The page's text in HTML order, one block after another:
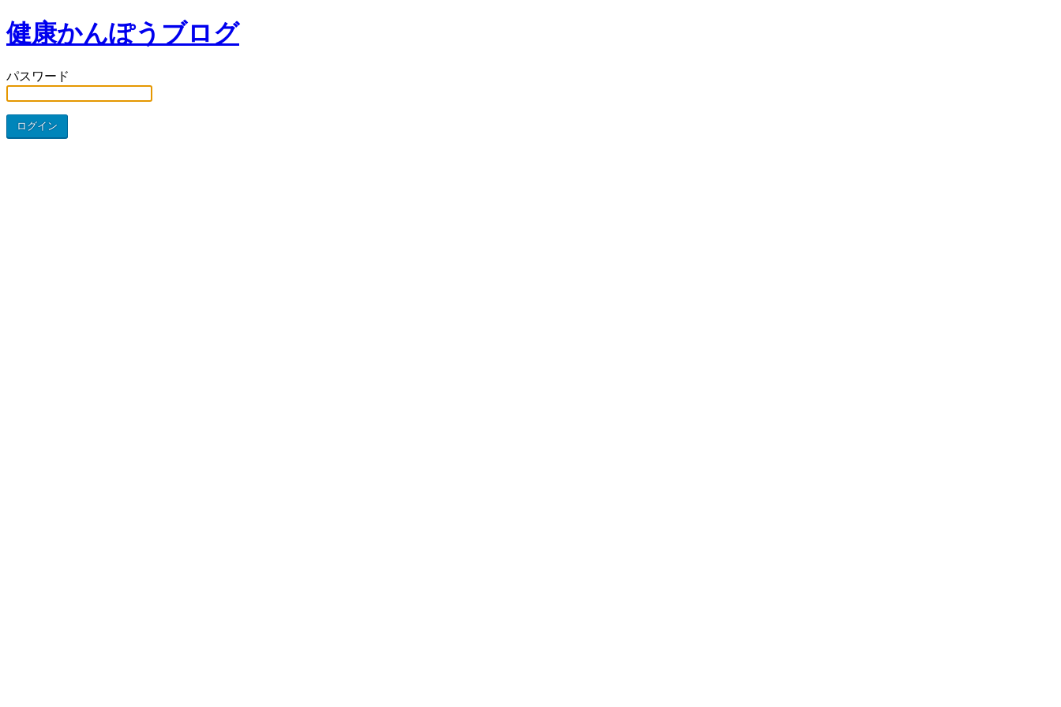
健康かんぽうブログ
パスワード